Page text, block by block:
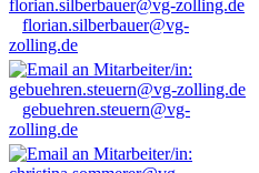
florian.silberbauer@vg-
zolling.de
gebuehren.steuern@vg-
zolling.de